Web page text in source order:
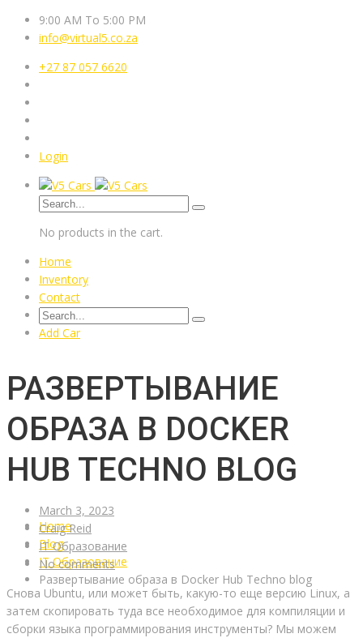
9:00 AM To 5:00 PM
info@virtual5.co.za
+27 87 057 6620
Login
No products in the cart.
Home
Inventory
Contact
Add Car
РАЗВЕРТЫВАНИЕ
ОБРАЗА В DOCKER
HUB TECHNO BLOG
Home
Blog
IT Образование
Развертывание образа в Docker Hub Techno blog
March 3, 2023
Craig Reid
IT Образование
No comments
Снова Ubuntu, или может быть, какую-то еще версию Linux, а
затем скопировать туда все необходимое для компиляции и
сборки языка программирования инструменты? Мы можем